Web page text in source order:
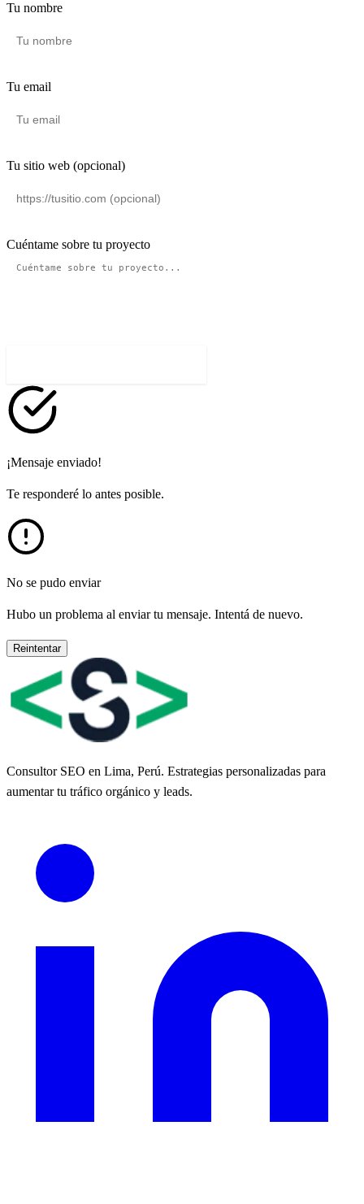
Tu nombre
Tu email
Tu sitio web (opcional)
Cuéntame sobre tu proyecto
¡Mensaje enviado!
Te responderé lo antes posible.
No se pudo enviar
Hubo un problema al enviar tu mensaje. Intentá de nuevo.
Reintentar
Consultor SEO en Lima, Perú. Estrategias personalizadas para
aumentar tu tráfico orgánico y leads.